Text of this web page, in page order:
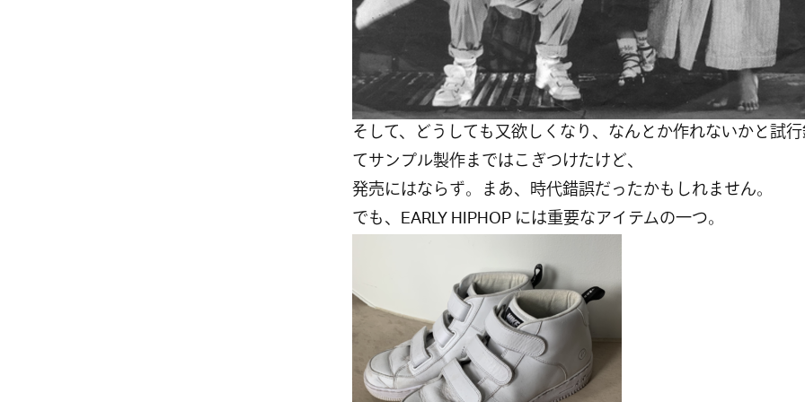
そして、どうしても又欲しくなり、なんとか作れないかと試
てサンプル製作まではこぎつけたけど、
発売にはならず。まあ、時代錯誤だったかもしれません。
でも、EARLY HIPHOP には重要なアイテムの一つ。